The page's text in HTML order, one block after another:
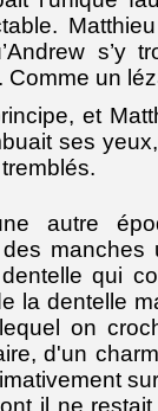
s’y
Comme un
et
ses
autre
manches
qui
la dentelle
on
d'un
il ne